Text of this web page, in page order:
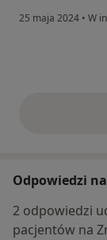
25 maja 2024 • W
Odpowiedzi
2 odpowiedzi
pacjentów na